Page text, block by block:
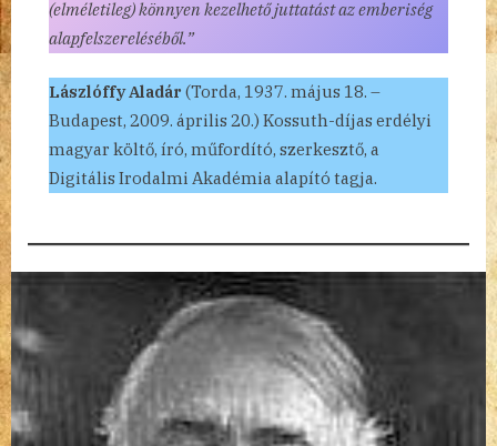
(elméletileg) könnyen kezelhető juttatást az emberiség
alapfelszereléséből.”
Lászlóffy Aladár(Torda, 1937. május 18. –
Budapest, 2009. április 20.) Kossuth-díjas erdélyi
magyar költő, író, műfordító, szerkesztő, a
Digitális Irodalmi Akadémia alapító tagja.